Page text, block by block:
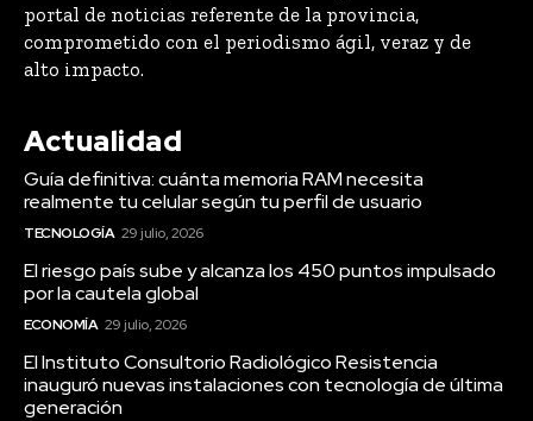
portal de noticias referente de la provincia,
comprometido con el periodismo ágil, veraz y de
alto impacto.
Actualidad
Guía definitiva: cuánta memoria RAM necesita
realmente tu celular según tu perfil de usuario
TECNOLOGÍA 29 julio, 2026
El riesgo país sube y alcanza los 450 puntos impulsado
por la cautela global
ECONOMÍA 29 julio, 2026
El Instituto Consultorio Radiológico Resistencia
inauguró nuevas instalaciones con tecnología de última
generación